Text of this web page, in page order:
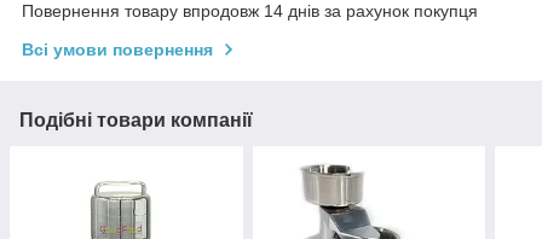
Повернення товару впродовж 14 днів за рахунок покупця
Всі умови повернення
Подібні товари компанії